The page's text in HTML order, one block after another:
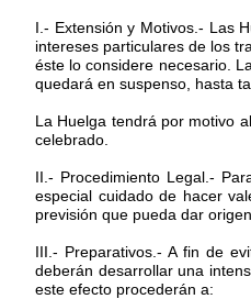
I.- Extensión y Motivos.- Las
intereses particulares de los
éste lo considere necesario.
quedará en suspenso, hasta
La Huelga tendrá por motivo
celebrado.
II.- Procedimiento Legal.-
especial cuidado de hacer
previsión que pueda dar
III.- Preparativos.- A fin de
deberán desarrollar una
este efecto procederán a: